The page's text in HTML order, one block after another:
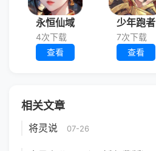
永恒仙域
4次下载
查看
少年跑者
7次下载
查看
相关文章
将灵说 07-26